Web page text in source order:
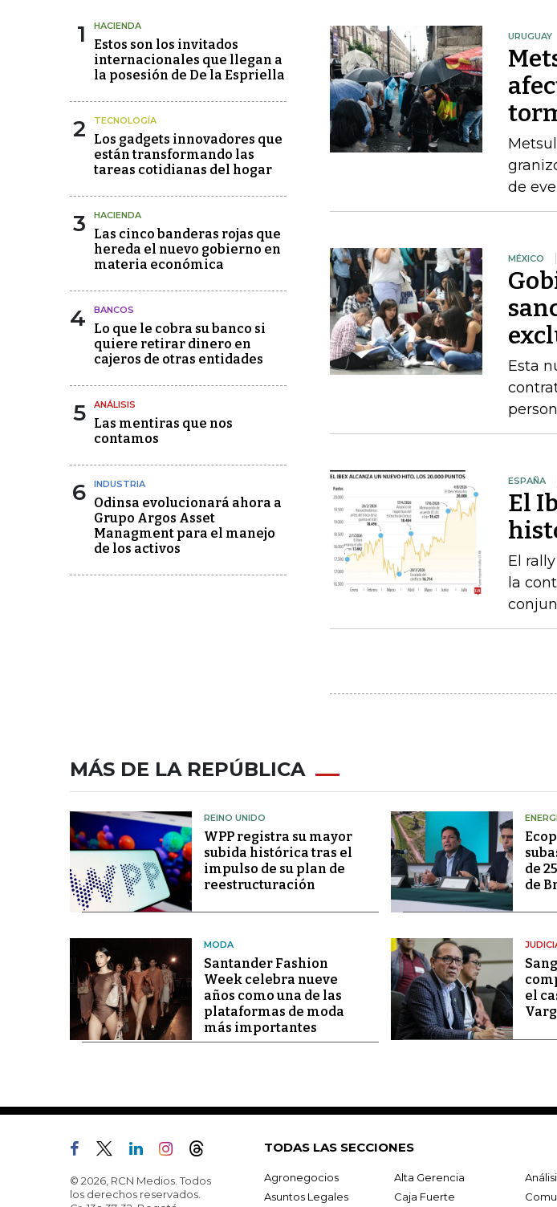
1 HACIENDA
Estos son los invitados
internacionales que llegan a
la posesión de De la Espriella
2 TECNOLOGÍA
Los gadgets innovadores que
están transformando las
tareas cotidianas del hogar
3 HACIENDA
Las cinco banderas rojas que
hereda el nuevo gobierno en
materia económica
4 BANCOS
Lo que le cobra su banco si
quiere retirar dinero en
cajeros de otras entidades
5 ANÁLISIS
Las mentiras que nos
contamos
6 INDUSTRIA
Odinsa evolucionará ahora a
Grupo Argos Asset
Managment para el manejo
de los activos
URUGUAY
de
MÉXICO
Esta
ESPAÑA
El
El
la
MÁS DE LA REPÚBLICA
REINO UNIDO
WPP registra su mayor
subida histórica tras el
impulso de su plan de
reestructuración
de
de
MODA
Santander Fashion
Week celebra nueve
años como una de las
plataformas de moda
más importantes
el
© 2026, RCN Medios. Todos
los derechos reservados.
TODAS LAS SECCIONES
Agronegocios Alta Gerencia
Asuntos Legales
Caja Fuerte